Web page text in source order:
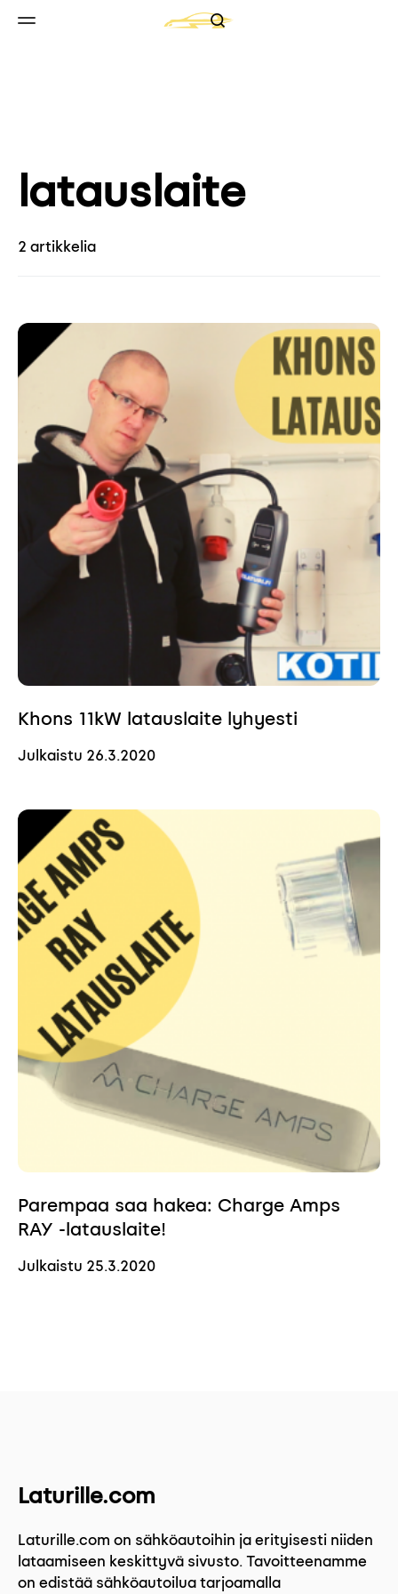
Skip to content
Search
latauslaite
2 artikkelia
Khons 11kW latauslaite lyhyesti
Julkaistu 26.3.2020
Parempaa saa hakea: Charge Amps
RAY -latauslaite!
Julkaistu 25.3.2020
Laturille.com
Laturille.com on sähköautoihin ja erityisesti niiden
lataamiseen keskittyvä sivusto. Tavoitteenamme
on edistää sähköautoilua tarjoamalla